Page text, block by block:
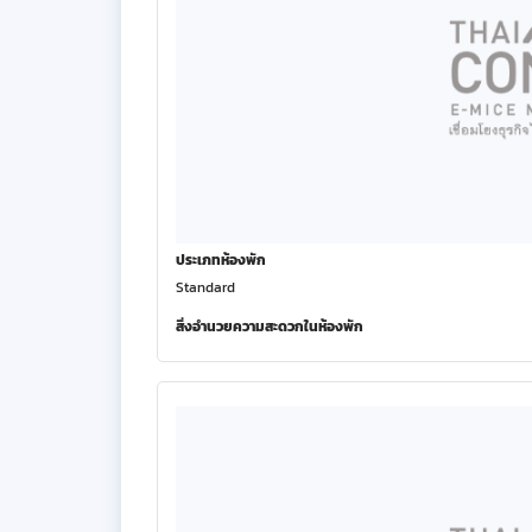
ประเภทห้องพัก
Standard
สิ่งอำนวยความสะดวกในห้องพัก